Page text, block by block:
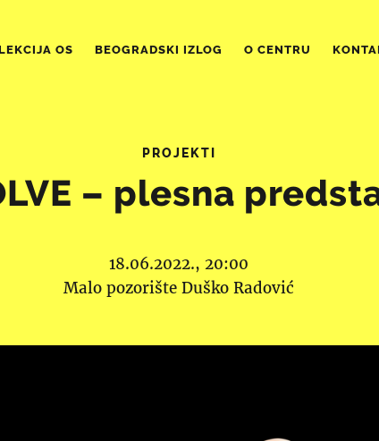
OS BEOGRADSKI IZLOG O CENTRU
PROJEKTI
– plesna
18.06.2022., 20:00
Malo pozorište Duško Radović